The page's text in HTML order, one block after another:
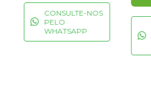
CONSULTE-NOS
PELO
WHATSAPP